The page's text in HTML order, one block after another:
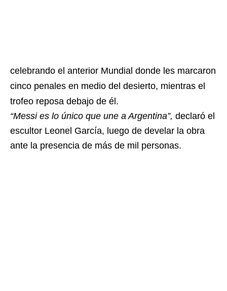
celebrando el anterior Mundial donde les marcaron
cinco penales en medio del desierto, mientras el
trofeo reposa debajo de él.
“Messi es lo único que une a Argentina”, declaró el
escultor Leonel García, luego de develar la obra
ante la presencia de más de mil personas.